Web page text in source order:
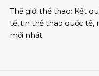
Thế giới thể thao: Kết
tế, tin thể thao quốc tế,
mới nhất